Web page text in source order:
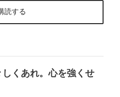
くあれ。心を強くせ